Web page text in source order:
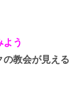
う
の教会が見える